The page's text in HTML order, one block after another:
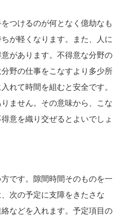
つけるのが何となく億劫なも
が軽くなります。また、人に
があります。不得意な分野の
野の仕事をこなすより多少所
れて時間を組むと安全です。
ません。その意味から、こな
意を織り交ぜるとよいでしょ
です。隙間時間そのものを一
次の予定に支障をきたさな
などを入れます。予定項目の